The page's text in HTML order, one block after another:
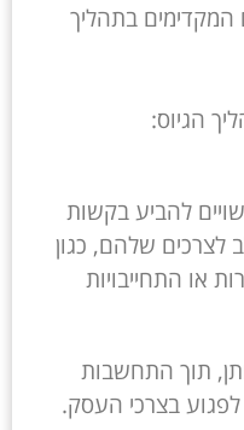
בתהליך
הגיוס:
להביע בקשות
לצרכים שלהם, כגון
או התחייבויות
תוך התחשבות
לפגוע בצרכי העסק.